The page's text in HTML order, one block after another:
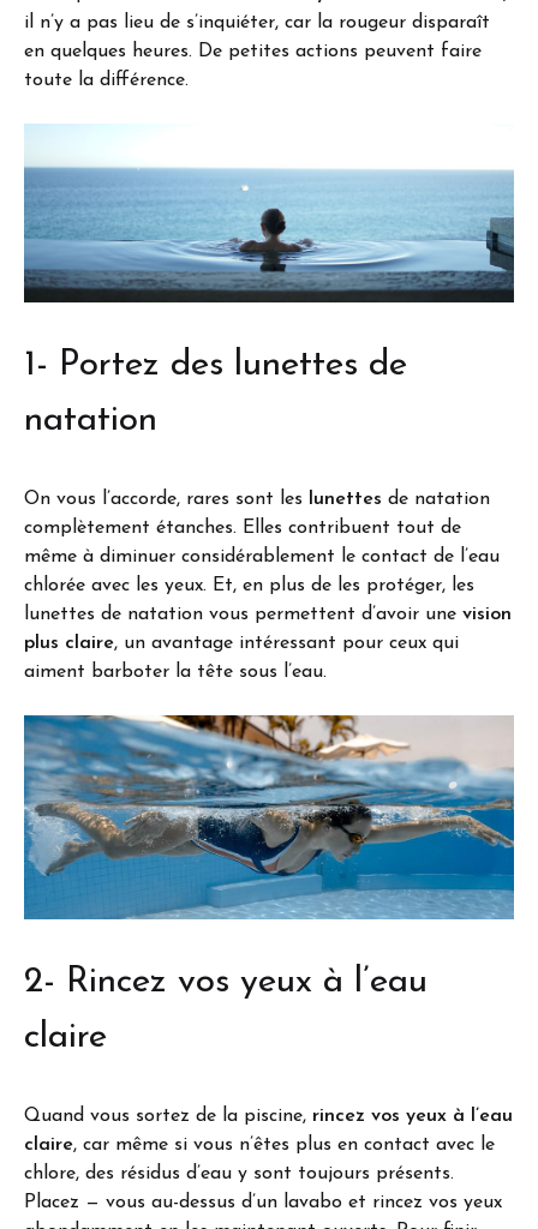
il n’y a pas lieu de s’inquiéter, car la rougeur disparaît
en quelques heures. De petites actions peuvent faire
toute la différence.
1- Portez des lunettes de
natation
On vous l’accorde, rares sont les lunettes de natation
complètement étanches. Elles contribuent tout de
même à diminuer considérablement le contact de l’eau
chlorée avec les yeux. Et, en plus de les protéger, les
lunettes de natation vous permettent d’avoir une vision
plus claire, un avantage intéressant pour ceux qui
aiment barboter la tête sous l’eau.
2- Rincez vos yeux à l’eau
claire
Quand vous sortez de la piscine, rincez vos yeux à l’eau
claire, car même si vous n’êtes plus en contact avec le
chlore, des résidus d’eau y sont toujours présents.
Placez — vous au-dessus d’un lavabo et rincez vos yeux